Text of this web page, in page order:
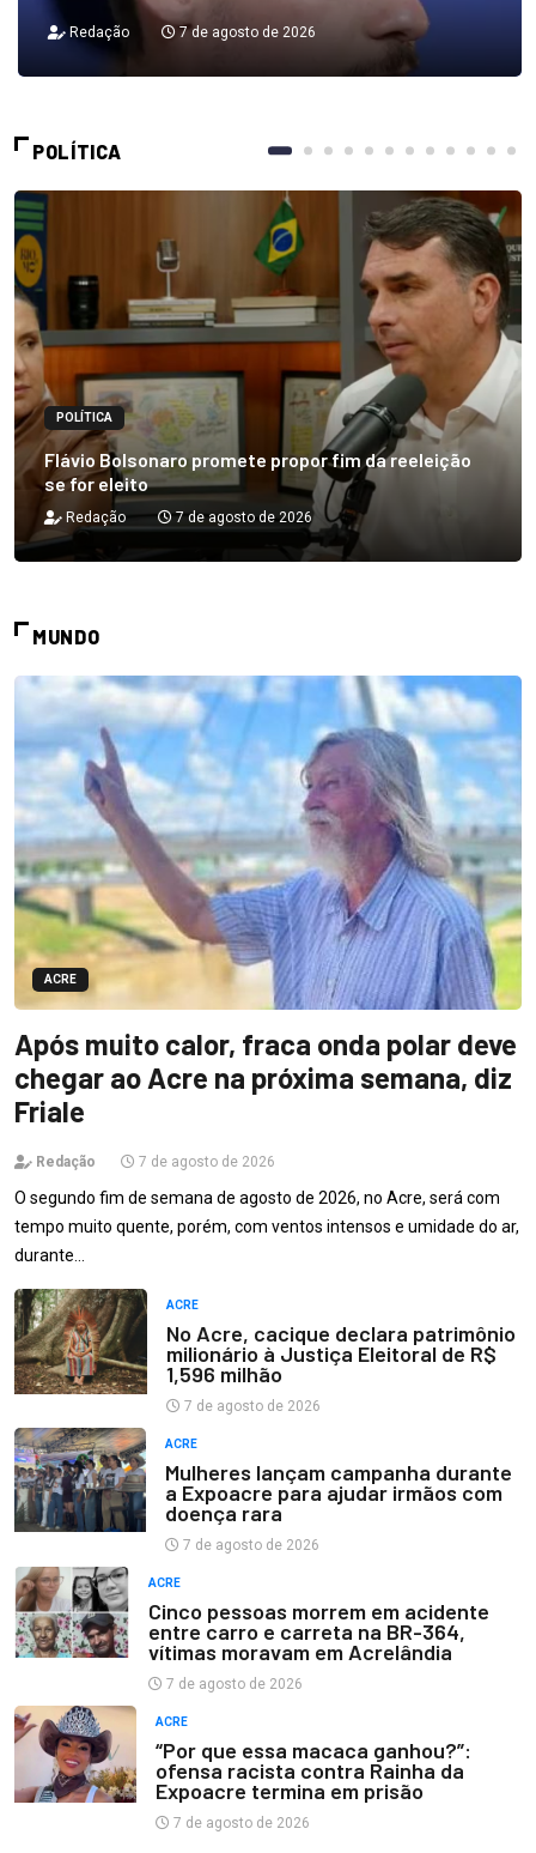
Redação 7 de agosto de 2026
POLÍTICA
POLÍTICA
Flávio Bolsonaro promete propor fim da reeleição
se for eleito
Redação 7 de agosto de 2026
MUNDO
ACRE
Após muito calor, fraca onda polar deve
chegar ao Acre na próxima semana, diz
Friale
Redação 7 de agosto de 2026
O segundo fim de semana de agosto de 2026, no Acre, será com
tempo muito quente, porém, com ventos intensos e umidade do ar,
durante…
ACRE
No Acre, cacique declara patrimônio
milionário à Justiça Eleitoral de R$
1,596 milhão
7 de agosto de 2026
ACRE
Mulheres lançam campanha durante
a Expoacre para ajudar irmãos com
doença rara
7 de agosto de 2026
ACRE
Cinco pessoas morrem em acidente
entre carro e carreta na BR-364,
vítimas moravam em Acrelândia
7 de agosto de 2026
ACRE
“Por que essa macaca ganhou?”:
ofensa racista contra Rainha da
Expoacre termina em prisão
7 de agosto de 2026